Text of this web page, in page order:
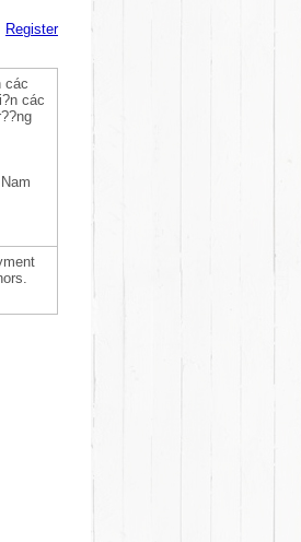
Register
các
các